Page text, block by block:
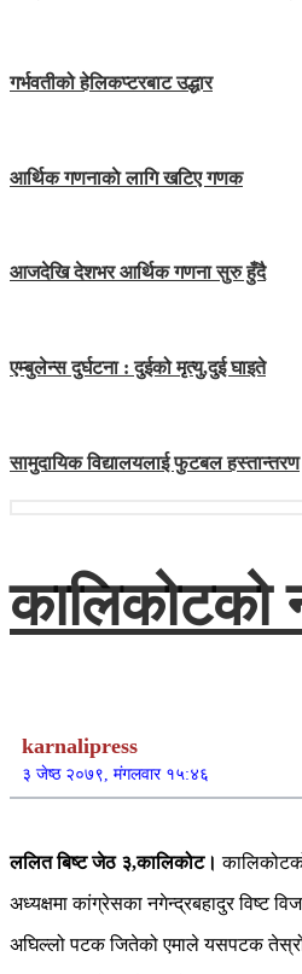
गर्भवतीको हेलिकप्टरबाट उद्धार
आर्थिक गणनाकाे लागि खटिए गणक
आजदेखि देशभर आर्थिक गणना सुरु हुँदै
एम्बुलेन्स दुर्घटना : दुईको मृत्यु,दुई घाइते
सामुदायिक विद्यालयलाई फुटबल हस्तान्तरण
कालिकोटको
karnalipress
३ जेष्ठ २०७९, मंगलवार १५:४६
ललित बिष्ट जेठ ३,कालिकोट।
अध्यक्षमा कांग्रेसका नगेन्द्रबहादुर विष्ट
अघिल्लो पटक जितेको एमाले यसपटक